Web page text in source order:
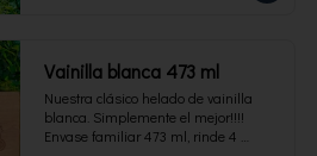
Vainilla blanca 473 ml
Nuestra clásico helado de vainilla
blanca. Simplemente el mejor!!!!
Envase familiar 473 ml, rinde 4